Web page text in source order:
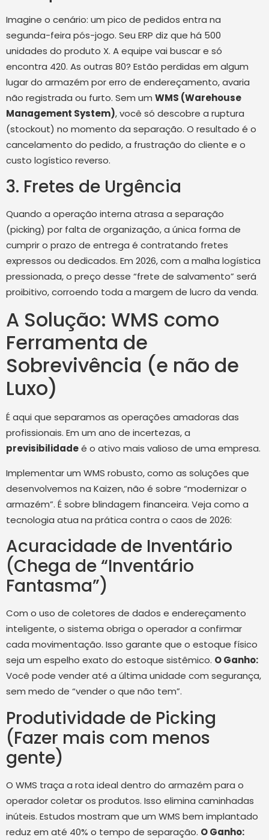
Imagine o cenário: um pico de pedidos entra na
segunda-feira pós-jogo. Seu ERP diz que há 500
unidades do produto X. A equipe vai buscar e só
encontra 420. As outras 80? Estão perdidas em algum
lugar do armazém por erro de endereçamento, avaria
não registrada ou furto. Sem um WMS (Warehouse
Management System), você só descobre a ruptura
(stockout) no momento da separação. O resultado é o
cancelamento do pedido, a frustração do cliente e o
custo logístico reverso.
3. Fretes de Urgência
Quando a operação interna atrasa a separação
(picking) por falta de organização, a única forma de
cumprir o prazo de entrega é contratando fretes
expressos ou dedicados. Em 2026, com a malha logística
pressionada, o preço desse “frete de salvamento” será
proibitivo, corroendo toda a margem de lucro da venda.
A Solução: WMS como
Ferramenta de
Sobrevivência (e não de
Luxo)
É aqui que separamos as operações amadoras das
profissionais. Em um ano de incertezas, a
previsibilidadeé o ativo mais valioso de uma empresa.
Implementar um WMS robusto, como as soluções que
desenvolvemos na Kaizen, não é sobre “modernizar o
armazém”. É sobre blindagem financeira. Veja como a
tecnologia atua na prática contra o caos de 2026:
Acuracidade de Inventário
(Chega de “Inventário
Fantasma”)
Com o uso de coletores de dados e endereçamento
inteligente, o sistema obriga o operador a confirmar
cada movimentação. Isso garante que o estoque físico
seja um espelho exato do estoque sistêmico. O Ganho:
Você pode vender até a última unidade com segurança,
sem medo de “vender o que não tem”.
Produtividade de Picking
(Fazer mais com menos
gente)
O WMS traça a rota ideal dentro do armazém para o
operador coletar os produtos. Isso elimina caminhadas
inúteis. Estudos mostram que um WMS bem implantado
reduz em até 40% o tempo de separação. O Ganho: